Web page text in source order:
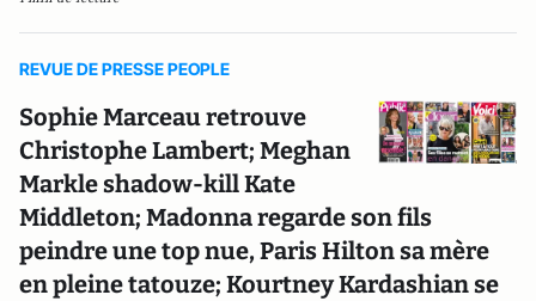
REVUE DE PRESSE PEOPLE
Sophie Marceau retrouve
Christophe Lambert; Meghan
Markle shadow-kill Kate
Middleton; Madonna regarde son fils
peindre une top nue, Paris Hilton sa mère
en pleine tatouze; Kourtney Kardashian se